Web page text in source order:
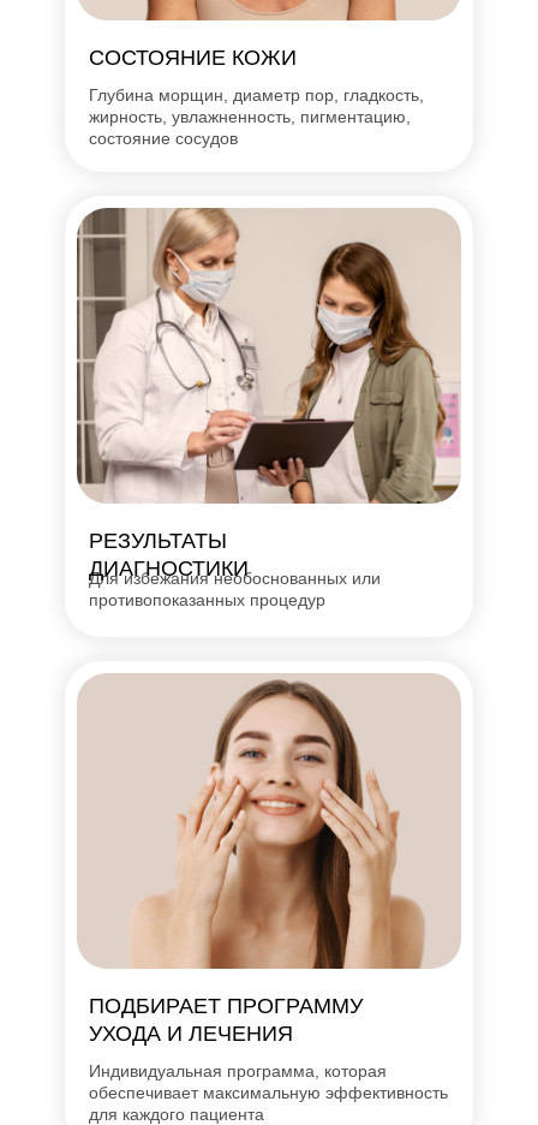
СОСТОЯНИЕ КОЖИ
Глубина морщин, диаметр пор, гладкость,
жирность, увлажненность, пигментацию,
состояние сосудов
РЕЗУЛЬТАТЫ
ДИАГНОСТИКИ
Для избежания необоснованных или
противопоказанных процедур
ПОДБИРАЕТ ПРОГРАММУ
УХОДА И ЛЕЧЕНИЯ
Индивидуальная программа, которая
обеспечивает максимальную эффективность
для каждого пациента
Показания